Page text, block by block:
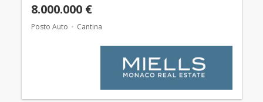
8.000.000 €
Posto Auto Cantina